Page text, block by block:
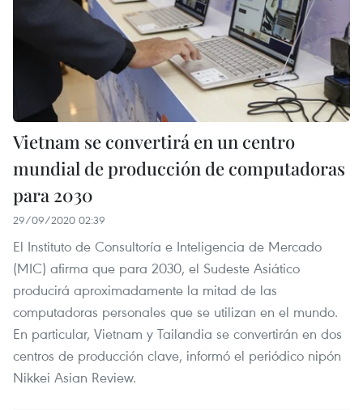
Vietnam se convertirá en un centro
mundial de producción de computadoras
para 2030
29/09/2020 02:39
El Instituto de Consultoría e Inteligencia de Mercado
(MIC) afirma que para 2030, el Sudeste Asiático
producirá aproximadamente la mitad de las
computadoras personales que se utilizan en el mundo.
En particular, Vietnam y Tailandia se convertirán en dos
centros de producción clave, informó el periódico nipón
Nikkei Asian Review.